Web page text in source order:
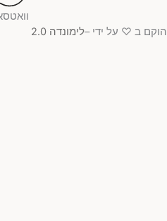
הוקם ב ♡ על ידי –לימונדה 2.0